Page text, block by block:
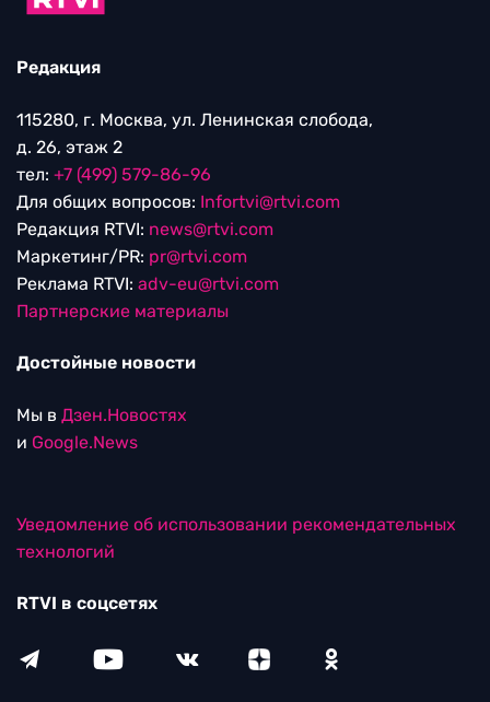
Редакция
115280, г. Москва, ул. Ленинская слобода,
д. 26, этаж 2
тел: +7 (499) 579-86-96
Для общих вопросов: Infortvi@rtvi.com
Редакция RTVI: news@rtvi.com
Маркетинг/PR: pr@rtvi.com
Реклама RTVI: adv-eu@rtvi.com
Партнерские материалы
Достойные новости
Мы в Дзен.Новостях
и Google.News
Уведомление об использовании рекомендательных
технологий
RTVI в соцсетях